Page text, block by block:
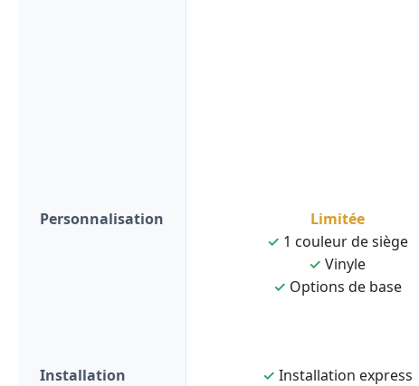
Personnalisation
Limitée
✓ 1 couleur de siège
✓ Vinyle
✓ Options de base
Installation ✓ Installation express